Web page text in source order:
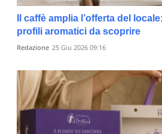
Il caffè amplia l’offerta del
profili aromatici da scoprire
Redazione 25 Giu 2026 09:16